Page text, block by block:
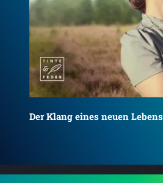
Die Geheimnisse von Liebental